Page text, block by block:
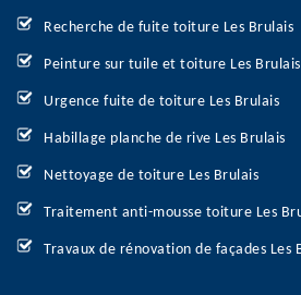
Recherche de fuite toiture Les Brulais
Peinture sur tuile et toiture Les Brulais
Urgence fuite de toiture Les Brulais
Habillage planche de rive Les Brulais
Nettoyage de toiture Les Brulais
Traitement anti-mousse toiture Les
Travaux de rénovation de façades Les